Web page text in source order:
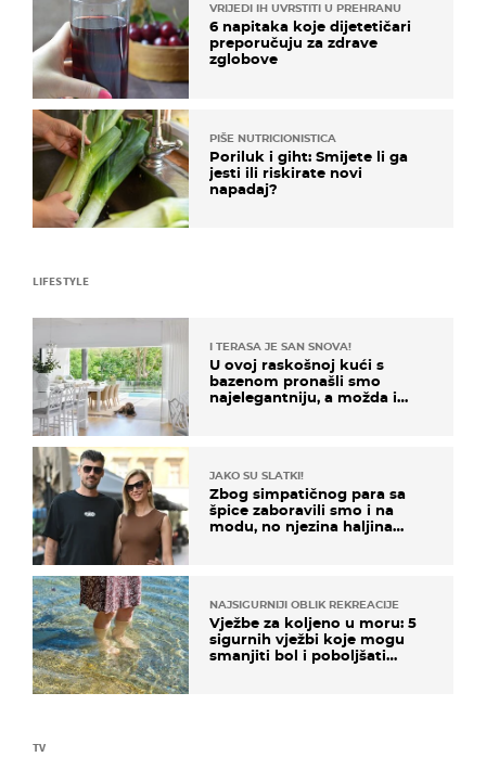
VRIJEDI IH UVRSTITI U PREHRANU
6 napitaka koje dijetetičari
preporučuju za zdrave
zglobove
PIŠE NUTRICIONISTICA
Poriluk i giht: Smijete li ga
jesti ili riskirate novi
napadaj?
TV
LIFESTYLE
I TERASA JE SAN SNOVA!
U ovoj raskošnoj kući s
bazenom pronašli smo
najelegantniju, a možda i
JAKO SU SLATKI!
Zbog simpatičnog para sa
špice zaboravili smo i na
modu, no njezina haljina
NAJSIGURNIJI OBLIK REKREACIJE
Vježbe za koljeno u moru: 5
sigurnih vježbi koje mogu
smanjiti bol i poboljšati